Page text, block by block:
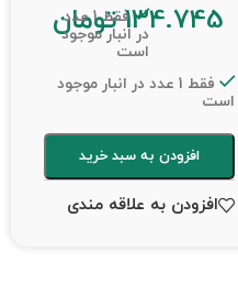
134.745 تومان
فقط 1 عدد
در انبار موجود
است
فقط 1 عدد در انبار موجود
است
افزودن به سبد خرید
افزودن به علاقه مندی